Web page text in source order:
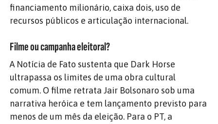
financiamento milionário, caixa dois, uso de
recursos públicos e articulação internacional.
Filme ou campanha eleitoral?
A Notícia de Fato sustenta que Dark Horse
ultrapassa os limites de uma obra cultural
comum. O filme retrata Jair Bolsonaro sob uma
narrativa heróica e tem lançamento previsto para
menos de um mês da eleição. Para o PT, a